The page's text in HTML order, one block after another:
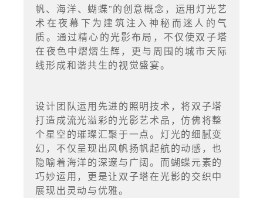
帆、海洋、蝴蝶”的创意概念，运用灯光艺
术在夜幕下为建筑注入神秘而迷人的气
质。通过精心的光影布局，不仅使双子塔
在夜色中熠熠生辉，更与周围的城市天际
线形成和谐共生的视觉盛宴。
设计团队运用先进的照明技术，将双子塔
打造成流光溢彩的光影艺术品，仿佛将整
个星空的璀璨汇聚于一点。灯光的细腻变
幻，不仅呈现出风帆扬帆起航的动感，也
隐喻着海洋的深邃与广阔。而蝴蝶元素的
巧妙运用，更是让双子塔在光影的交织中
展现出灵动与优雅。